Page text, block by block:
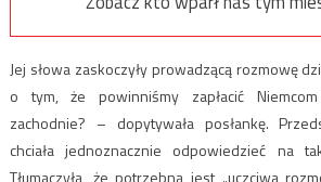
Jej słowa zaskoczyły prowadzącą rozmowę
o tym, że powinniśmy zapłacić
zachodnie? – dopytywała posłankę.
chciała jednoznacznie odpowiedzieć na
Tłumaczyła, że potrzebna jest „uczciwa